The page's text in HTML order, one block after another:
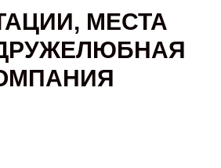
МЕСТА